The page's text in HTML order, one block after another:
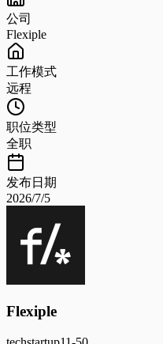
公司
Flexiple
工作模式
远程
职位类型
全职
发布日期
2026/7/5
Flexiple